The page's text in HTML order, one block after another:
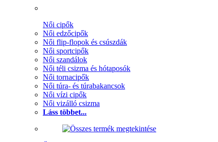
Női cipők
Női edzőcipők
Női flip-flopok és csúszdák
Női sportcipők
Női szandálok
Női téli csizma és hótaposók
Női tornacipők
Női túra- és túrabakancsok
Női vízi cipők
Női vizálló csizma
Láss többet...